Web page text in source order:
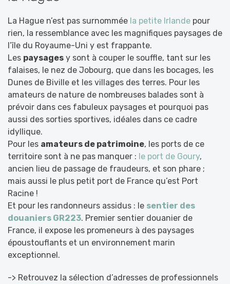
La Hague n’est pas surnommée la petite Irlande pour
rien, la ressemblance avec les magnifiques paysages de
l’île du Royaume-Uni y est frappante.
Les paysages y sont à couper le souffle, tant sur les
falaises, le nez de Jobourg, que dans les bocages, les
Dunes de Biville et les villages des terres. Pour les
amateurs de nature de nombreuses balades sont à
prévoir dans ces fabuleux paysages et pourquoi pas
aussi des sorties sportives, idéales dans ce cadre
idyllique.
Pour les amateurs de patrimoine, les ports de ce
territoire sont à ne pas manquer : le port de Goury,
ancien lieu de passage de fraudeurs, et son phare ;
mais aussi le plus petit port de France qu’est Port
Racine !
Et pour les randonneurs assidus : le sentier des
douaniers GR223. Premier sentier douanier de
France, il expose les promeneurs à des paysages
époustouflants et un environnement marin
exceptionnel.
-> Retrouvez la sélection d’adresses de professionnels